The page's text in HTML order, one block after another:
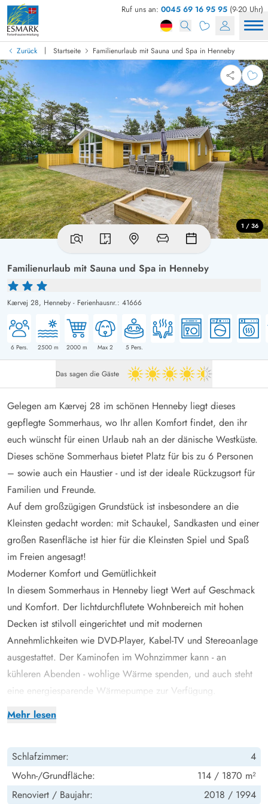
Ruf uns an: 0045 69 16 95 95 (9-20 Uhr)
Zurück | Startseite Familienurlaub mit Sauna und Spa in Henneby
Familienurlaub mit Sauna und Spa in Henneby
Kærvej 28, Henneby - Ferienhausnr.: 41666
6Pers. 2500m 2000m Max 2 5Pers.
1 / 36
Das sagen die Gäste 4.5 von 5
Mehr lesen
Gelegen am Kærvej 28 im schönen Henneby liegt dieses
gepflegte Sommerhaus, wo Ihr allen Komfort findet, den ihr
euch wünscht für einen Urlaub nah an der dänische Westküste.
Dieses schöne Sommerhaus bietet Platz für bis zu 6 Personen
– sowie auch ein Haustier - und ist der ideale Rückzugsort für
Familien und Freunde.
Auf dem großzügigen Grundstück ist insbesondere an die
Kleinsten gedacht worden: mit Schaukel, Sandkasten und einer
großen Rasenfläche ist hier für die Kleinsten Spiel und Spaß
im Freien angesagt!
Moderner Komfort und Gemütlichkeit
In diesem Sommerhaus in Henneby liegt Wert auf Geschmack
und Komfort. Der lichtdurchflutete Wohnbereich mit hohen
Decken ist stilvoll eingerichtet und mit modernen
Annehmlichkeiten wie DVD-Player, Kabel-TV und Stereoanlage
ausgestattet. Der Kaminofen im Wohnzimmer kann - an
kühleren Abenden - wohlige Wärme spenden, und auch steht
eine energiesparende Wärmepumpe zur Verfügung.
Neben einer voll ausgestatteten Küche mit Spülmaschine, sind
Wohlfühlen - mit Spa & Sauna
Mit insgesamt 4 einladenden Schlafzimmern und 2
Badezimmer, beide mit eingelegter Fußbodenheizung, gibt es
Schlafzimmer:
4
Wohn-/Grundfläche:
114 / 1870 m²
Renoviert / Baujahr: 2018 / 1994